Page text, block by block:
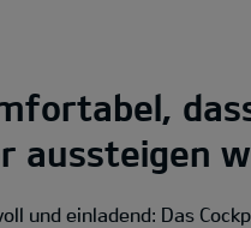
aussteigen
und einladend: Das